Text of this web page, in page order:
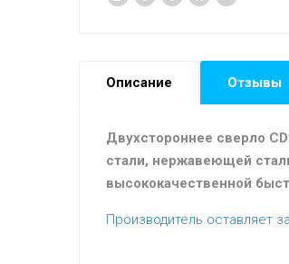
Описание Отзывы
Двухстороннее сверло
стали, нержавеющей
высококачественной
Производитель оставляет